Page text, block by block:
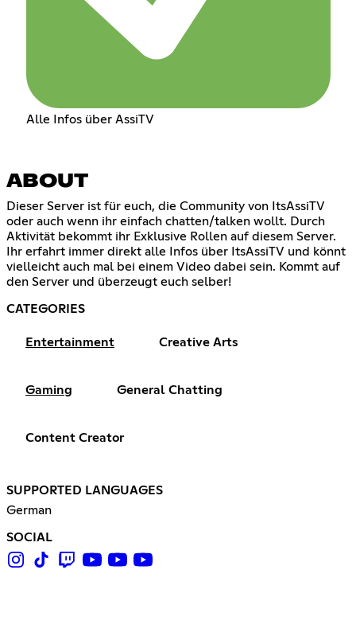
Alle Infos über AssiTV
ABOUT
Dieser Server ist für euch, die Community von ItsAssiTV
oder auch wenn ihr einfach chatten/talken wollt. Durch
Aktivität bekommt ihr Exklusive Rollen auf diesem Server.
Ihr erfahrt immer direkt alle Infos über ItsAssiTV und könnt
vielleicht auch mal bei einem Video dabei sein. Kommt auf
den Server und überzeugt euch selber!
CATEGORIES
Entertainment Creative Arts
Gaming General Chatting
Content Creator
SUPPORTED LANGUAGES
German
SOCIAL